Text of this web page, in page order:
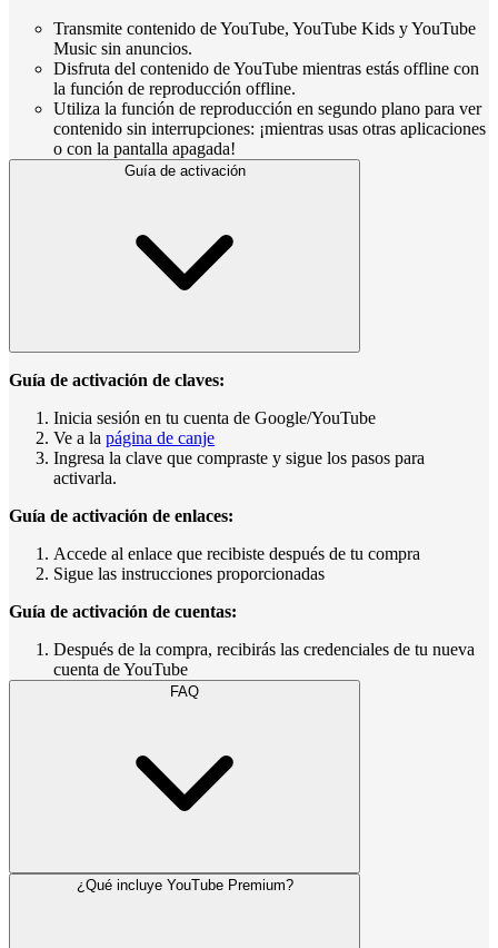
Transmite contenido de YouTube, YouTube Kids y YouTube
Music sin anuncios.
Disfruta del contenido de YouTube mientras estás offline con
la función de reproducción offline.
Utiliza la función de reproducción en segundo plano para ver
contenido sin interrupciones: ¡mientras usas otras aplicaciones
o con la pantalla apagada!
Guía de activación
Guía de activación de claves:
Inicia sesión en tu cuenta de Google/YouTube
Ve a la página de canje
Ingresa la clave que compraste y sigue los pasos para
activarla.
Guía de activación de enlaces:
Accede al enlace que recibiste después de tu compra
Sigue las instrucciones proporcionadas
Guía de activación de cuentas:
Después de la compra, recibirás las credenciales de tu nueva
cuenta de YouTube
FAQ
¿Qué incluye YouTube Premium?